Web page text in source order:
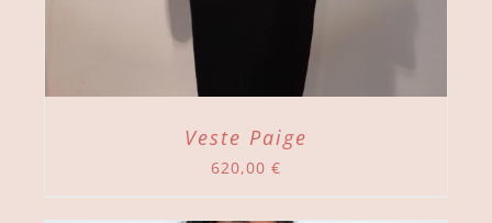
Veste Paige
620,00 €